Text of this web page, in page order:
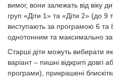
вимог, вони залежать від віку
груп «Діти 1» та «Діти 2» (до 9
виступають за програмою 6 та
однотонним та максимально
Старші діти можуть вибирати
варіант – пишні відкриті довгі
програми), прикрашені